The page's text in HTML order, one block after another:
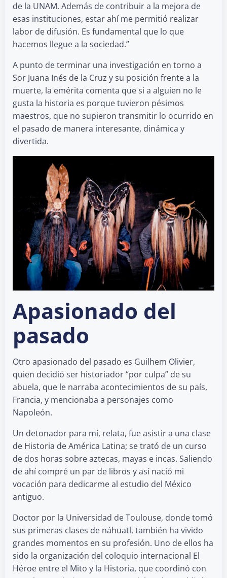
de la UNAM. Además de contribuir a la mejora de
esas instituciones, estar ahí me permitió realizar
labor de difusión. Es fundamental que lo que
hacemos llegue a la sociedad.”
A punto de terminar una investigación en torno a
Sor Juana Inés de la Cruz y su posición frente a la
muerte, la emérita comenta que si a alguien no le
gusta la historia es porque tuvieron pésimos
maestros, que no supieron transmitir lo ocurrido en
el pasado de manera interesante, dinámica y
divertida.
Apasionado del
pasado
Otro apasionado del pasado es Guilhem Olivier,
quien decidió ser historiador “por culpa” de su
abuela, que le narraba acontecimientos de su país,
Francia, y mencionaba a personajes como
Napoleón.
Un detonador para mí, relata, fue asistir a una clase
de Historia de América Latina; se trató de un curso
de dos horas sobre aztecas, mayas e incas. Saliendo
de ahí compré un par de libros y así nació mi
vocación para dedicarme al estudio del México
antiguo.
Doctor por la Universidad de Toulouse, donde tomó
sus primeras clases de náhuatl, también ha vivido
grandes momentos en su profesión. Uno de ellos ha
sido la organización del coloquio internacional El
Héroe entre el Mito y la Historia, que coordinó con